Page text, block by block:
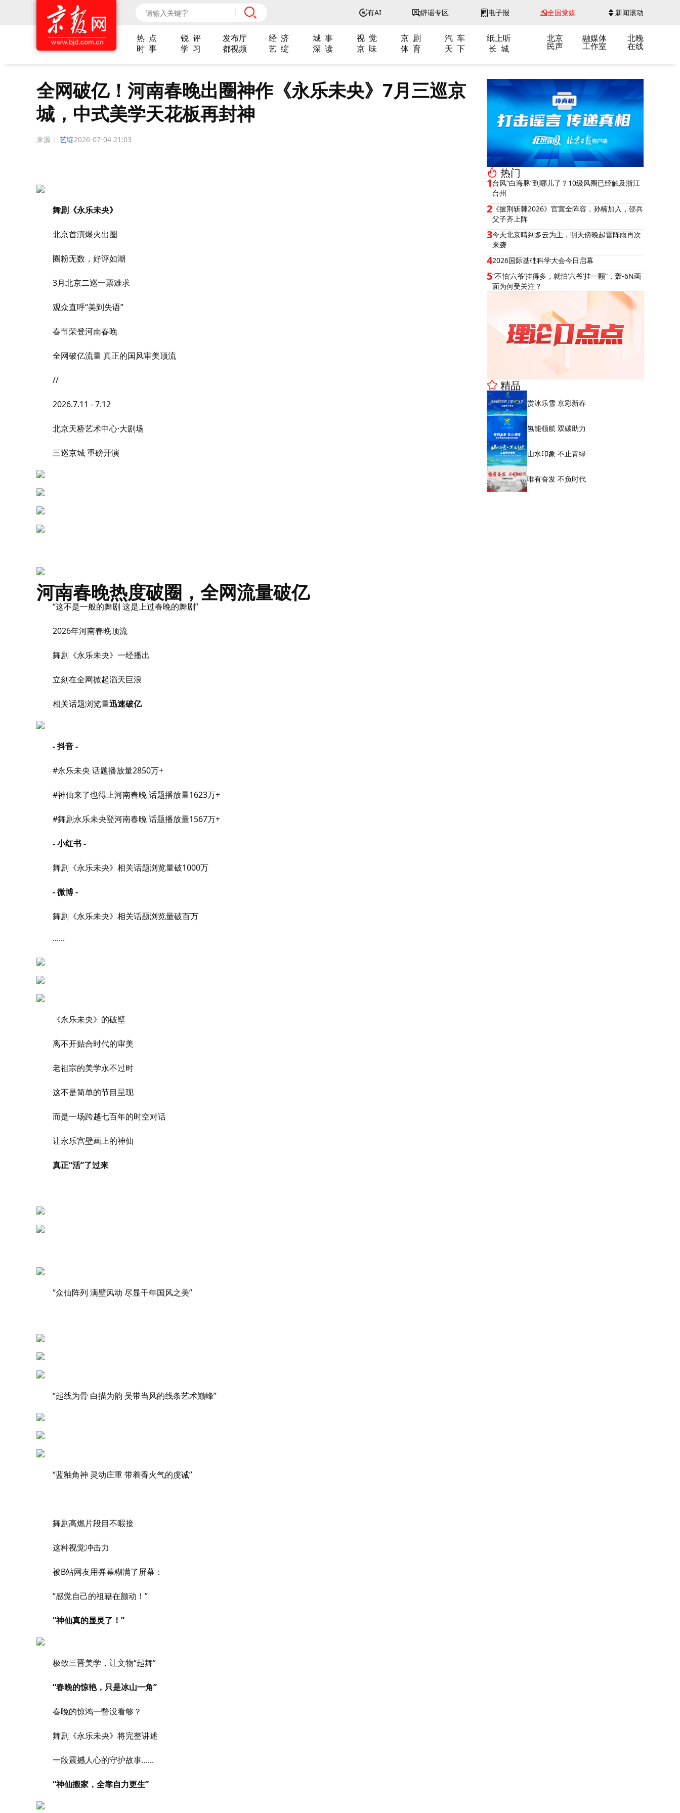
有AI 辟谣专区 电子报 全国党媒 新闻滚动
热 点 锐 评 发布厅 经 济 城 事 视 觉 京 剧 汽 车
纸上听
时 事
学 习 都视频 艺 绽 深 读 京 味 体 育 天 下 长 城
北京
民声
融媒体
工作室
北晚
在线
全网破亿！河南春晚出圈神作《永乐未央》7月三巡京
城，中式美学天花板再封神
来源： 艺绽2026-07-04 21:03
舞剧《永乐未央》
北京首演爆火出圈
圈粉无数，好评如潮
3月北京二巡一票难求
观众直呼“美到失语”
春节荣登河南春晚
全网破亿流量 真正的国风审美顶流
//
2026.7.11 - 7.12
北京天桥艺术中心·大剧场
三巡京城 重磅开演
河南春晚热度破圈，全网流量破亿
“这不是一般的舞剧 这是上过春晚的舞剧”
2026年河南春晚顶流
舞剧《永乐未央》一经播出
立刻在全网掀起滔天巨浪
相关话题浏览量迅速破亿
- 抖音 -
#永乐未央 话题播放量2850万+
#神仙来了也得上河南春晚 话题播放量1623万+
#舞剧永乐未央登河南春晚 话题播放量1567万+
- 小红书 -
舞剧《永乐未央》相关话题浏览量破1000万
- 微博 -
舞剧《永乐未央》相关话题浏览量破百万
······
《永乐未央》的破壁
离不开贴合时代的审美
老祖宗的美学永不过时
这不是简单的节目呈现
而是一场跨越七百年的时空对话
让永乐宫壁画上的神仙
真正“活”了过来
“众仙阵列 满壁风动 尽显千年国风之美”
“起线为骨 白描为韵 吴带当风的线条艺术巅峰”
“蓝釉角神 灵动庄重 带着香火气的虔诚”
舞剧高燃片段目不暇接
这种视觉冲击力
被B站网友用弹幕糊满了屏幕：
“感觉自己的祖籍在颤动！”
“神仙真的显灵了！”
极致三晋美学，让文物“起舞”
“春晚的惊艳，只是冰山一角”
春晚的惊鸿一瞥没看够？
舞剧《永乐未央》将完整讲述
一段震撼人心的守护故事......
“神仙搬家，全靠自力更生”
热门
1台风“白海豚”到哪儿了？10级风圈已经触及浙江
台州
2 《披荆斩棘2026》官宣全阵容，孙楠加入，邵兵
父子齐上阵
3今天北京晴到多云为主，明天傍晚起雷阵雨再次
来袭
42026国际基础科学大会今日启幕
5“不怕‘六爷’挂得多，就怕‘六爷’挂一颗”，轰-6N画
面为何受关注？
精品
赏冰乐雪 京彩新春
氢能领航 双碳助力
山水印象 不止青绿
唯有奋发 不负时代